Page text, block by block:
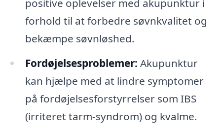
positive oplevelser med akupunktur i
forhold til at forbedre søvnkvalitet og
bekæmpe søvnløshed.
Fordøjelsesproblemer: Akupunktur
kan hjælpe med at lindre symptomer
på fordøjelsesforstyrrelser som IBS
(irriteret tarm-syndrom) og kvalme.